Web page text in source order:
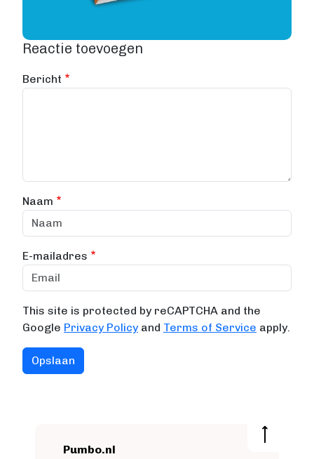
Reactie toevoegen
Bericht
Naam
E-mailadres
This site is protected by reCAPTCHA and the
Google Privacy Policyand Terms of Service apply.
Pumbo.nl